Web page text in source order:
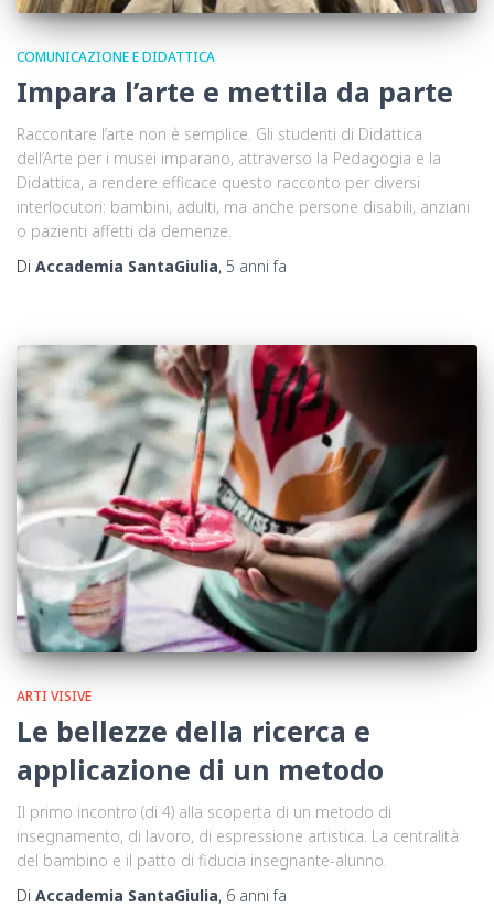
COMUNICAZIONE E DIDATTICA
Impara l’arte e mettila da parte
Raccontare l’arte non è semplice. Gli studenti di Didattica
dell’Arte per i musei imparano, attraverso la Pedagogia e la
Didattica, a rendere efficace questo racconto per diversi
interlocutori: bambini, adulti, ma anche persone disabili, anziani
o pazienti affetti da demenze.
Di Accademia SantaGiulia, 5 anni fa
ARTI VISIVE
Le bellezze della ricerca e
applicazione di un metodo
Il primo incontro (di 4) alla scoperta di un metodo di
insegnamento, di lavoro, di espressione artistica. La centralità
del bambino e il patto di fiducia insegnante-alunno.
Di Accademia SantaGiulia, 6 anni fa